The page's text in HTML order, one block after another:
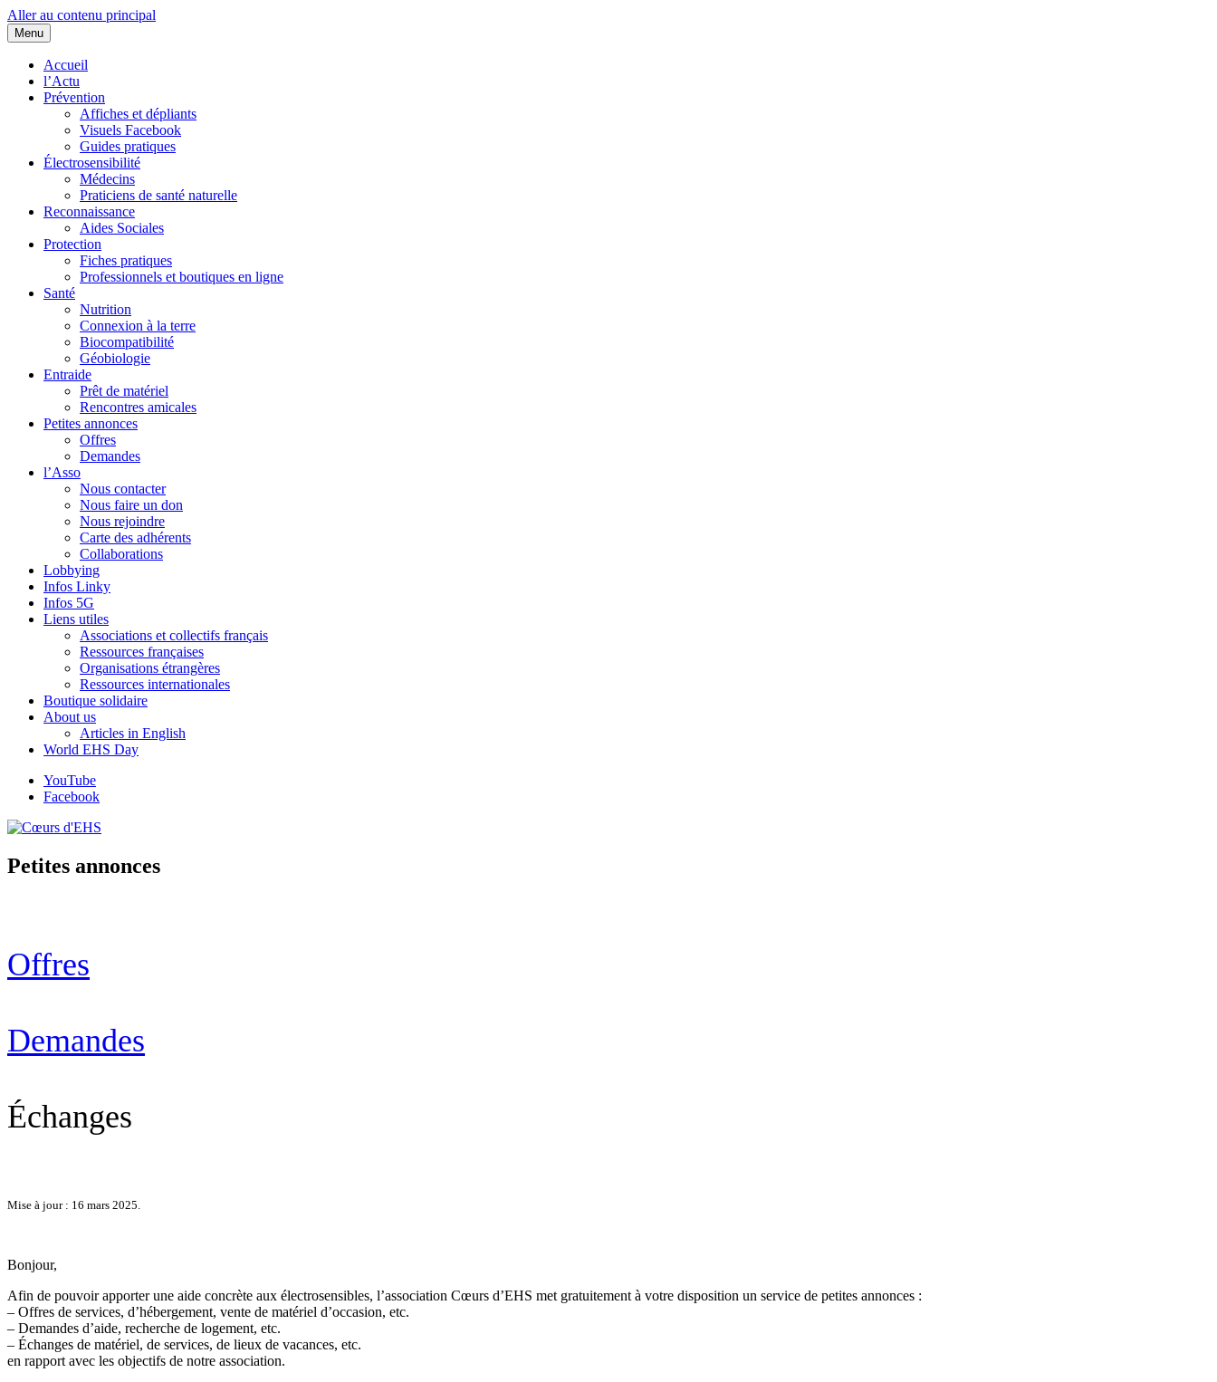
Aller au contenu principal
Cœurs d'EHS
Association d'Êtres Humains Sensibles et Solidaires pour une entraide collaborative.
Menu
Accueil
l’Actu
Prévention
Affiches et dépliants
Visuels Facebook
Guides pratiques
Électrosensibilité
Médecins
Praticiens de santé naturelle
Reconnaissance
Aides Sociales
Protection
Fiches pratiques
Professionnels et boutiques en ligne
Santé
Nutrition
Connexion à la terre
Biocompatibilité
Géobiologie
Entraide
Prêt de matériel
Rencontres amicales
Petites annonces
Offres
Demandes
l’Asso
Nous contacter
Nous faire un don
Nous rejoindre
Carte des adhérents
Collaborations
Lobbying
Infos Linky
Infos 5G
Liens utiles
Associations et collectifs français
Ressources françaises
Organisations étrangères
Ressources internationales
Boutique solidaire
About us
Articles in English
World EHS Day
YouTube
Facebook
Petites annonces
Offres
Demandes
Échanges
Mise à jour : 16 mars 2025.
Bonjour,
Afin de pouvoir apporter une aide concrète aux électrosensibles, l’association Cœurs d’EHS met gratuitement à votre disposition un service de petites annonces :
– Offres de services, d’hébergement, vente de matériel d’occasion, etc.
– Demandes d’aide, recherche de logement, etc.
– Échanges de matériel, de services, de lieux de vacances, etc.
en rapport avec les objectifs de notre association.